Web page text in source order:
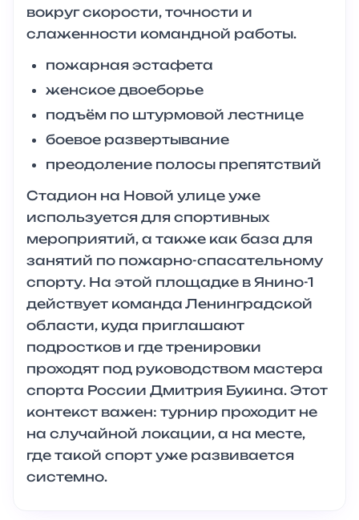
вокруг скорости, точности и
слаженности командной работы.
пожарная эстафета
женское двоеборье
подъём по штурмовой лестнице
боевое развертывание
преодоление полосы препятствий
Стадион на Новой улице уже
используется для спортивных
мероприятий, а также как база для
занятий по пожарно-спасательному
спорту. На этой площадке в Янино-1
действует команда Ленинградской
области, куда приглашают
подростков и где тренировки
проходят под руководством мастера
спорта России Дмитрия Букина. Этот
контекст важен: турнир проходит не
на случайной локации, а на месте,
где такой спорт уже развивается
системно.